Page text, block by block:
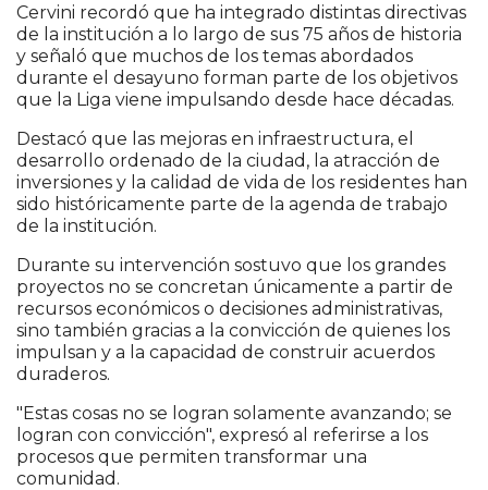
Cervini recordó que ha integrado distintas directivas
de la institución a lo largo de sus 75 años de historia
y señaló que muchos de los temas abordados
durante el desayuno forman parte de los objetivos
que la Liga viene impulsando desde hace décadas.
Destacó que las mejoras en infraestructura, el
desarrollo ordenado de la ciudad, la atracción de
inversiones y la calidad de vida de los residentes han
sido históricamente parte de la agenda de trabajo
de la institución.
Durante su intervención sostuvo que los grandes
proyectos no se concretan únicamente a partir de
recursos económicos o decisiones administrativas,
sino también gracias a la convicción de quienes los
impulsan y a la capacidad de construir acuerdos
duraderos.
"Estas cosas no se logran solamente avanzando; se
logran con convicción", expresó al referirse a los
procesos que permiten transformar una
comunidad.